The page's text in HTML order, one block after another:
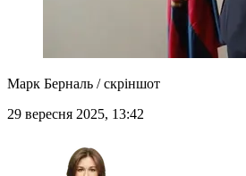
Марк Берналь / скріншот
29 вересня 2025, 13:42